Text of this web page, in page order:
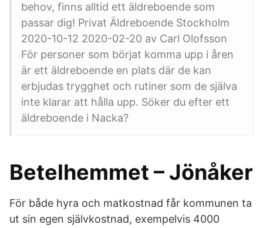
behov, finns alltid ett äldreboende som
passar dig! Privat Äldreboende Stockholm
2020-10-12 2020-02-20 av Carl Olofsson
För personer som börjat komma upp i åren
är ett äldreboende en plats där de kan
erbjudas trygghet och rutiner som de själva
inte klarar att hålla upp. Söker du efter ett
äldreboende i Nacka?
Betelhemmet – Jönåker
För både hyra och matkostnad får kommunen ta
ut sin egen självkostnad, exempelvis 4000